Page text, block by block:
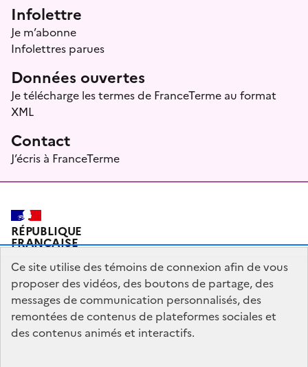
Infolettre
Je m’abonne
Infolettres parues
Données ouvertes
Je télécharge les termes de FranceTerme au format
XML
Contact
J’écris à FranceTerme
RÉPUBLIQUE
FRANÇAISE
Plan du site Mentions légales Qui sommes-nous ?
Partagez votre expérience pour améliorer les services
Ce site utilise des témoins de connexion afin de vous
proposer des vidéos, des boutons de partage, des
messages de communication personnalisés, des
remontées de contenus de plateformes sociales et
des contenus animés et interactifs.